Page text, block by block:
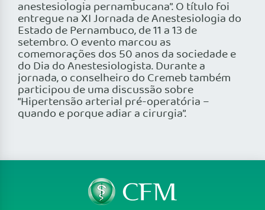
anestesiologia pernambucana”. O título foi
entregue na XI Jornada de Anestesiologia do
Estado de Pernambuco, de 11 a 13 de
setembro. O evento marcou as
comemorações dos 50 anos da sociedade e
do Dia do Anestesiologista. Durante a
jornada, o conselheiro do Cremeb também
participou de uma discussão sobre
“Hipertensão arterial pré-operatória –
quando e porque adiar a cirurgia”.